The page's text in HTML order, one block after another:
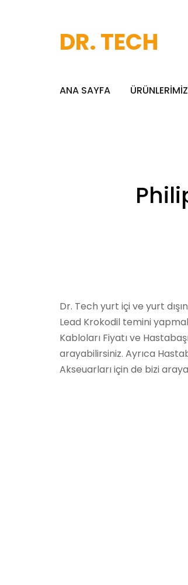
DR. TECH
ANA SAYFA ÜRÜNLERİMİZ
Dr. Tech yurt içi ve yurt
Lead Krokodil temini
Kabloları Fiyatı ve
arayabilirsiniz. Ayrıca
Akseuarları için de bizi